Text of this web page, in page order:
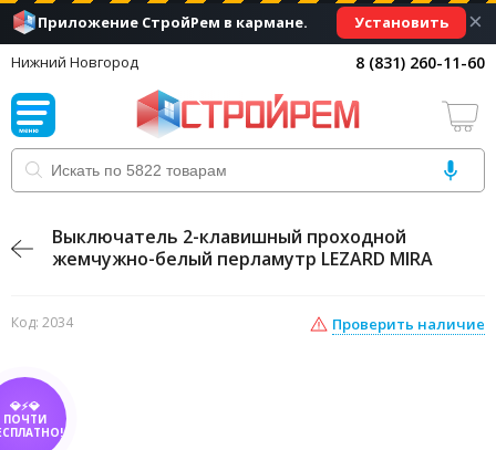
Приложение СтройРем в кармане. Установить ×
Нижний Новгород 8 (831) 260-11-60
Выключатель 2-клавишный проходной
жемчужно-белый перламутр LEZARD MIRA
Код: 2034 Проверить наличие
💎⚡💎
ПОЧТИ